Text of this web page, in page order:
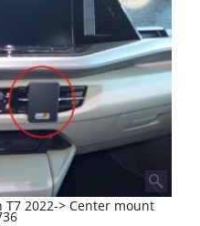
T7 2022-> Center mount